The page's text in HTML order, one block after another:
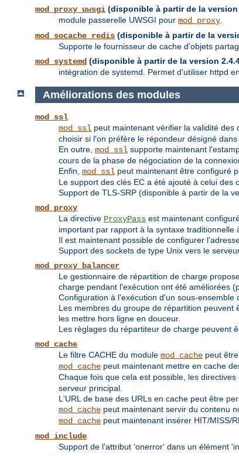
mod_proxy_uwsgi (disponible à partir de la version
module passerelle UWSGI pour mod_proxy
mod_socache_redis (disponible à partir de la
Supporte le fournisseur de cache d'objets
mod_systemd (disponible à partir de la version
intégration de systemd. Permet d'utiliser httpd
Améliorations des modules
mod_ssl
mod_ssl peut maintenant vérifier la validité
choisir si l'on préfère le répondeur désigné
En outre, mod_ssl supporte maintenant
cours de la phase de négociation de la
Enfin, mod_ssl peut maintenant être configuré
Le support des clés EC a été ajouté à celui des
Support de TLS-SRP (disponible à partir de la
mod_proxy
La directive ProxyPass est maintenant
important par rapport à la syntaxe
Il est maintenant possible de configurer
Support des sockets de type Unix vers le
mod_proxy_balancer
Le gestionnaire de répartition de charge
charge pendant l'exécution ont été améliorées
Configuration à l'exécution d'un sous-
Les membres du groupe de répartition
les mettre hors ligne en douceur.
Les règlages du répartiteur de charge peuvent
mod_cache
Le filtre CACHE du module mod_cache peut
mod_cache peut maintenant mettre en cache
Chaque fois que cela est possible, les directives
serveur principal.
L'URL de base des URLs en cache peut être
mod_cache peut maintenant servir du contenu
mod_cache peut maintenant insérer HIT/MISS/
mod_include
Support de l'attribut 'onerror' dans un élément